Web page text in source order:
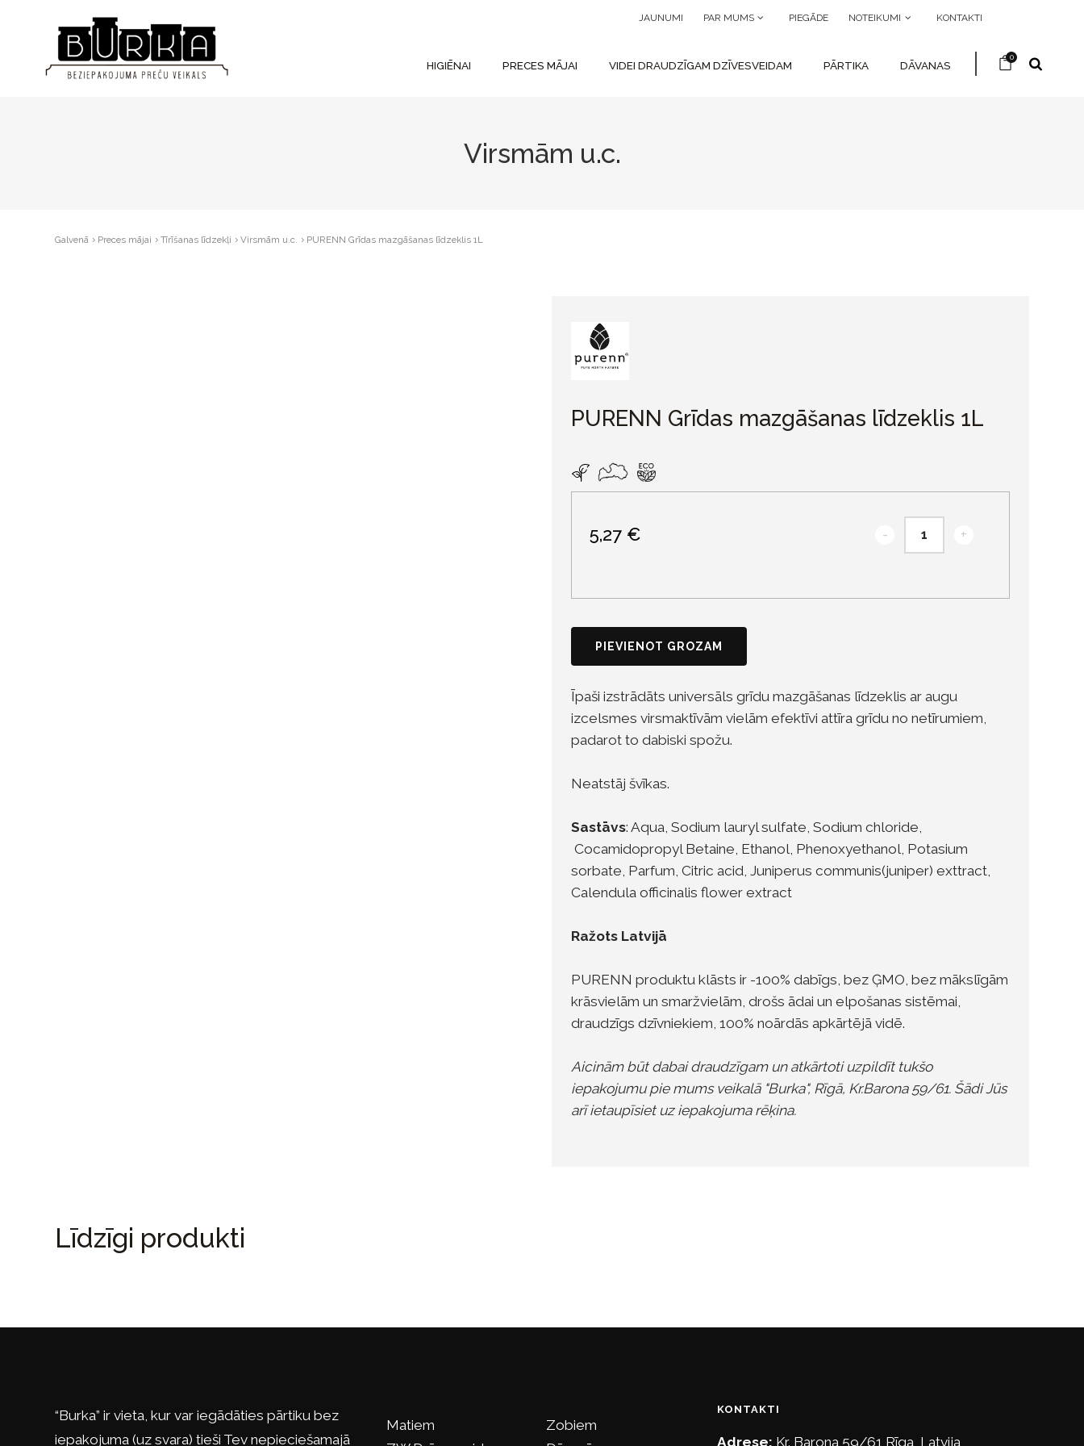
JAUNUMI PAR MUMS PIEGĀDE NOTEIKUMI KONTAKTI
HIGIĒNAI PRECES MĀJAI VIDEI DRAUDZĪGAM DZĪVESVEIDAM PĀRTIKA DĀVANAS
0
Virsmām u.c.
Galvenā Preces mājai Tīrīšanas līdzekļi Virsmām u.c. PURENN Grīdas mazgāšanas līdzeklis 1L
PURENN Grīdas mazgāšanas līdzeklis 1L
5,27 € - +
PIEVIENOT GROZAM
Īpaši izstrādāts universāls grīdu mazgāšanas līdzeklis ar augu
izcelsmes virsmaktīvām vielām efektīvi attīra grīdu no netīrumiem,
padarot to dabiski spožu.
Neatstāj švīkas.
Sastāvs: Aqua, Sodium lauryl sulfate, Sodium chloride,
Cocamidopropyl Betaine, Ethanol, Phenoxyethanol, Potasium
sorbate, Parfum, Citric acid, Juniperus communis(juniper) exttract,
Calendula officinalis flower extract
Ražots Latvijā
PURENN produktu klāsts ir -100% dabīgs, bez ĢMO, bez mākslīgām
krāsvielām un smaržvielām, drošs ādai un elpošanas sistēmai,
draudzīgs dzīvniekiem, 100% noārdās apkārtējā vidē.
Aicinām būt dabai draudzīgam un atkārtoti uzpildīt tukšo
iepakojumu pie mums veikalā "Burka", Rīgā, Kr.Barona 59/61. Šādi Jūs
arī ietaupīsiet uz iepakojuma rēķina.
Līdzīgi produkti
“Burka” ir vieta, kur var iegādāties pārtiku bez
iepakojuma (uz svara) tieši Tev nepieciešamajā
Matiem
Zobiem
KONTAKTI
Adrese: Kr. Barona 59/61 Rīga, Latvija